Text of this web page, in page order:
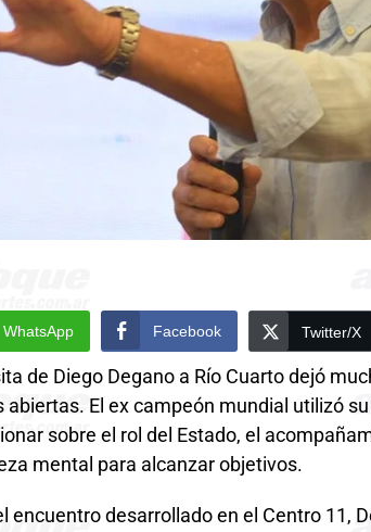
WhatsApp Facebook Twitter/X
de Diego Degano a Río Cuarto dejó
abiertas. El ex campeón mundial utilizó
sobre el rol del Estado, el
mental para alcanzar objetivos.
encuentro desarrollado en el Centro 11,